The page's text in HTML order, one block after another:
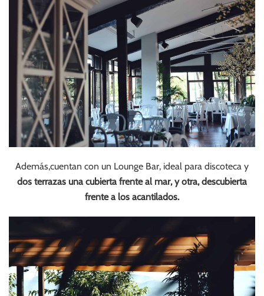
Además,cuentan con un Lounge Bar, ideal para discoteca y
dos terrazas una cubierta frente al mar, y otra, descubierta
frente a los acantilados.